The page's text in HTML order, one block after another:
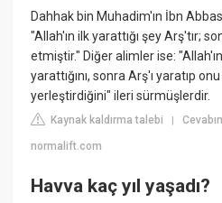
Dahhak bin Muhadim'ın İbn
"Allah'ın ilk yarattığı şey Arş'tır;
etmiştir." Diğer alimler ise:
yarattığını, sonra Arş'ı yaratıp
yerleştirdiğini" ileri sürmüşlerdir.
Kaynak kaldırma talebi |
normalift.com
Havva kaç yıl yaşadı?